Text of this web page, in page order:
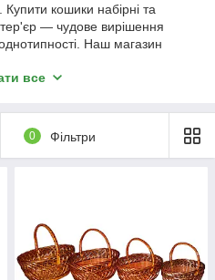
Купити кошики набірні та
— чудове вирішення
Наш магазин
функціональним
щільним, при цьому виріб
пилу та дощу свій
використовується при плетінні
все
0 Фільтри